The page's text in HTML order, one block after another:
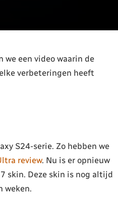
we een video waarin de
verbeteringen heeft
S24-serie. Zo hebben we
review. Nu is er opnieuw
skin. Deze skin is nog altijd
weken.